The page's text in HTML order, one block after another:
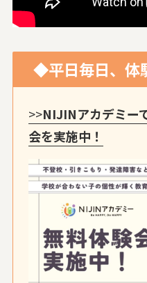
◆平日毎日、体
>>NIJINアカデミー
会を実施中！